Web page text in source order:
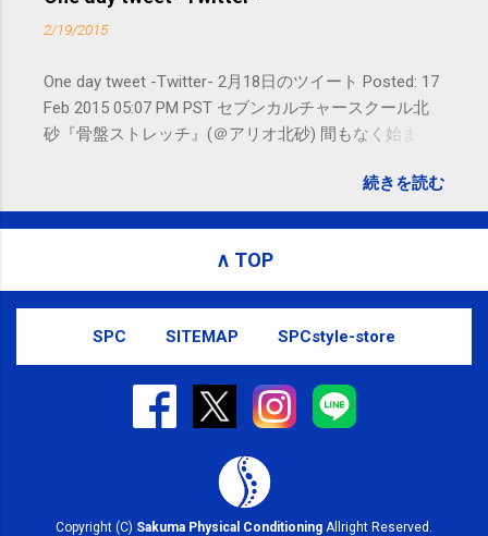
2/19/2015
One day tweet -Twitter- 2月18日のツイート Posted: 17
Feb 2015 05:07 PM PST セブンカルチャースクール北
砂『骨盤ストレッチ』(＠アリオ北砂) 間もなく始まり
subscribed to email updates from サクマフィジカルコ
ンディショニング(@SPCstyle) - Twilog To stop
Email delivery powered by Google Google Inc., 1600
Amphitheatre Parkway, Mountain View, CA 94043,
続きを読む
∧ TOP
SPC SITEMAP SPCstyle-store
Copyright (C) Sakuma Physical Conditioning Allright Reserved.